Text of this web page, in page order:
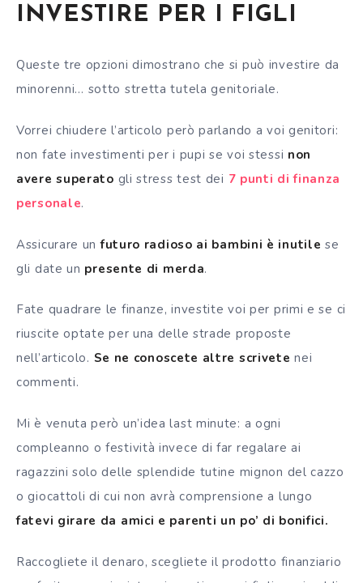
INVESTIRE PER I FIGLI
Queste tre opzioni dimostrano che si può investire da
minorenni… sotto stretta tutela genitoriale.
Vorrei chiudere l’articolo però parlando a voi genitori:
non fate investimenti per i pupi se voi stessi non
avere superato gli stress test dei 7 punti di finanza
personale.
Assicurare unfuturo radioso ai bambini è inutile se
gli date un presente di merda.
Fate quadrare le finanze, investite voi per primi e se ci
riuscite optate per una delle strade proposte
nell’articolo. Se ne conoscete altre scrivete nei
commenti.
Mi è venuta però un’idea last minute: a ogni
compleanno o festività invece di far regalare ai
ragazzini solo delle splendide tutine mignon del cazzo
o giocattoli di cui non avrà comprensione a lungo
fatevi girare da amici e parenti un po’ di bonifici.
Raccogliete il denaro, scegliete il prodotto finanziario